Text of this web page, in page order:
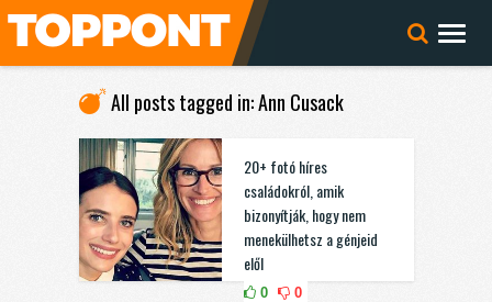
All posts tagged in: Ann Cusack
20+ fotó híres
családokról, amik
bizonyítják, hogy nem
menekülhetsz a génjeid
elől
0 0